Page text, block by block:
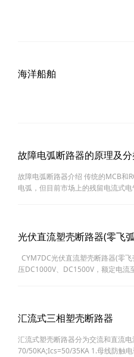
海洋船舶
故障电弧断路器的原理及
故障电弧断路器介绍 传统的MCB和
电弧，但目前市场上的残留电流式
光伏直流塑壳断路器(零飞
CYM7DC光伏直流塑壳断路器(零
压DC1000V、DC1500V，额定电流
汇流式三相塑壳断路器
汇流式塑壳断路器分为交流和直流
70/50KA;Ics=50/35KA 1.母线防触